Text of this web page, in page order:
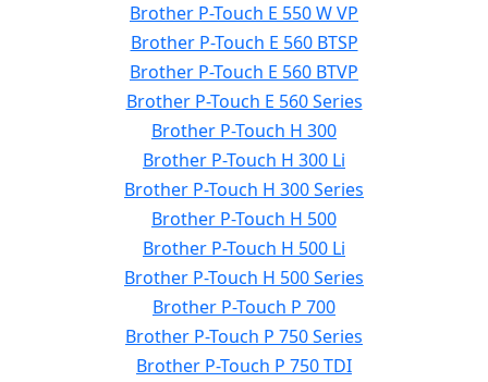
Brother P-Touch E 550 W VP
Brother P-Touch E 560 BTSP
Brother P-Touch E 560 BTVP
Brother P-Touch E 560 Series
Brother P-Touch H 300
Brother P-Touch H 300 Li
Brother P-Touch H 300 Series
Brother P-Touch H 500
Brother P-Touch H 500 Li
Brother P-Touch H 500 Series
Brother P-Touch P 700
Brother P-Touch P 750 Series
Brother P-Touch P 750 TDI